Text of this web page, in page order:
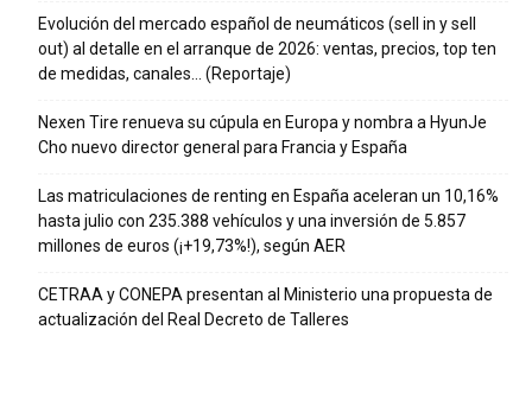
Evolución del mercado español de neumáticos (sell in y sell
out) al detalle en el arranque de 2026: ventas, precios, top ten
de medidas, canales… (Reportaje)
Nexen Tire renueva su cúpula en Europa y nombra a HyunJe
Cho nuevo director general para Francia y España
Las matriculaciones de renting en España aceleran un 10,16%
hasta julio con 235.388 vehículos y una inversión de 5.857
millones de euros (¡+19,73%!), según AER
CETRAA y CONEPA presentan al Ministerio una propuesta de
actualización del Real Decreto de Talleres